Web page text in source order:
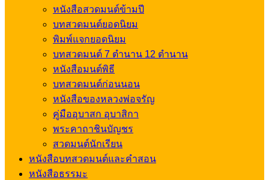
หนังสือสวดมนต์ข้ามปี
บทสวดมนต์ยอดนิยม
พิมพ์แจกยอดนิยม
บทสวดมนต์ 7 ตำนาน 12 ตำนาน
หนังสือมนต์พิธี
บทสวดมนต์ก่อนนอน
หนังสือของหลวงพ่อจรัญ
คู่มืออุบาสก อุบาสิกา
พระคาถาชินบัญชร
สวดมนต์นักเรียน
หนังสือบทสวดมนต์และคำสอน
หนังสือธรรมะ